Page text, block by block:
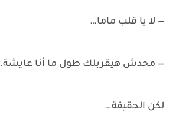
— لا يا قلب ماما…
— محدش هيقربلك طول ما أنا عايشة.
لكن الحقيقة…